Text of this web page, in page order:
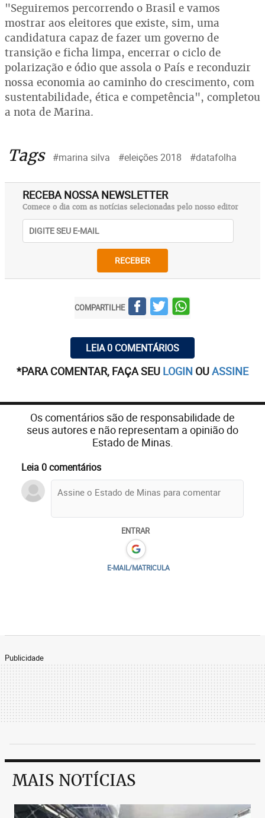
"Seguiremos percorrendo o Brasil e vamos
mostrar aos eleitores que existe, sim, uma
candidatura capaz de fazer um governo de
transição e ficha limpa, encerrar o ciclo de
polarização e ódio que assola o País e reconduzir
nossa economia ao caminho do crescimento, com
sustentabilidade, ética e competência", completou
a nota de Marina.
Tags #marina silva #eleições 2018 #datafolha
RECEBA NOSSA NEWSLETTER
Comece o dia com as notícias selecionadas pelo nosso editor
RECEBER
COMPARTILHE
LEIA 0 COMENTÁRIOS
*PARA COMENTAR, FAÇA SEU LOGIN OUASSINE
Os comentários são de responsabilidade de
seus autores e não representam a opinião do
Estado de Minas.
Leia 0 comentários
ENTRAR
E-MAIL/MATRICULA
Publicidade
MAIS NOTÍCIAS